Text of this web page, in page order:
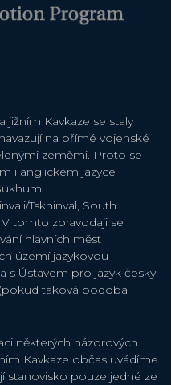
jižním Kavkaze se staly
na přímé vojenské
zeměmi. Proto se
i anglickém jazyce
Tskhinval, South
tomto zpravodaji se
hlavních měst
území jazykovou
s Ústavem pro jazyk český
taková podoba
některých názorových
Kavkaze občas uvádíme
stanovisko pouze jedné ze